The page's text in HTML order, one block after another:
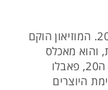
מוזיאון לאומי לפריטי אמנות מהמאה ה-20. המוזיאון הוקם
והוא מאכלס
כמות נכבדת של יצירות בולטות מהמאה ה20, פאבלו
היוצרים